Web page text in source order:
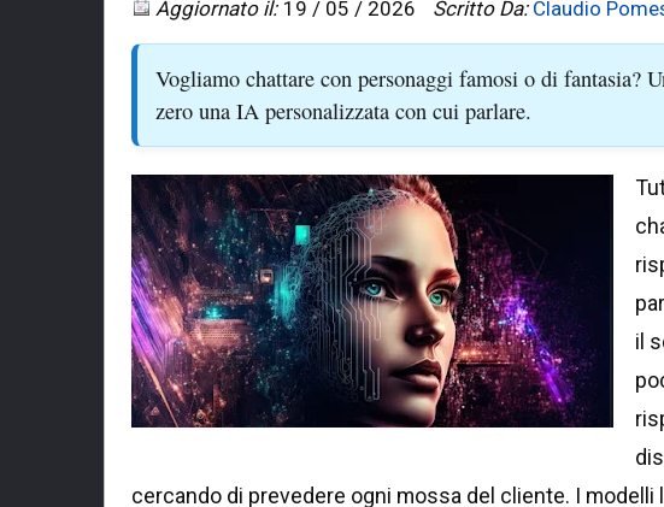
Aggiornato il: 19 / 05 / 2026 Scritto Da: Claudio
Vogliamo chattare con personaggi famosi o di fantasia?
zero una IA personalizzata con cui parlare.
il
cercando di prevedere ogni mossa del cliente. I